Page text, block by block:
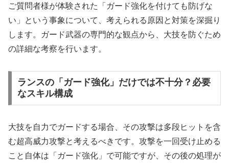
ご質問者様が体験された「ガード強化を付けても防げな
い」という事象について、考えられる原因と対策を深掘り
します。ガード武器の専門的な観点から、大技を防ぐため
の詳細な考察を行います。
ランスの「ガード強化」だけでは不十分？必要
なスキル構成
大技を自力でガードする場合、その攻撃は多段ヒットを含
む超高威力攻撃と考えるべきです。攻撃を一回受け止める
こと自体は「ガード強化」で可能ですが、その後の処理が